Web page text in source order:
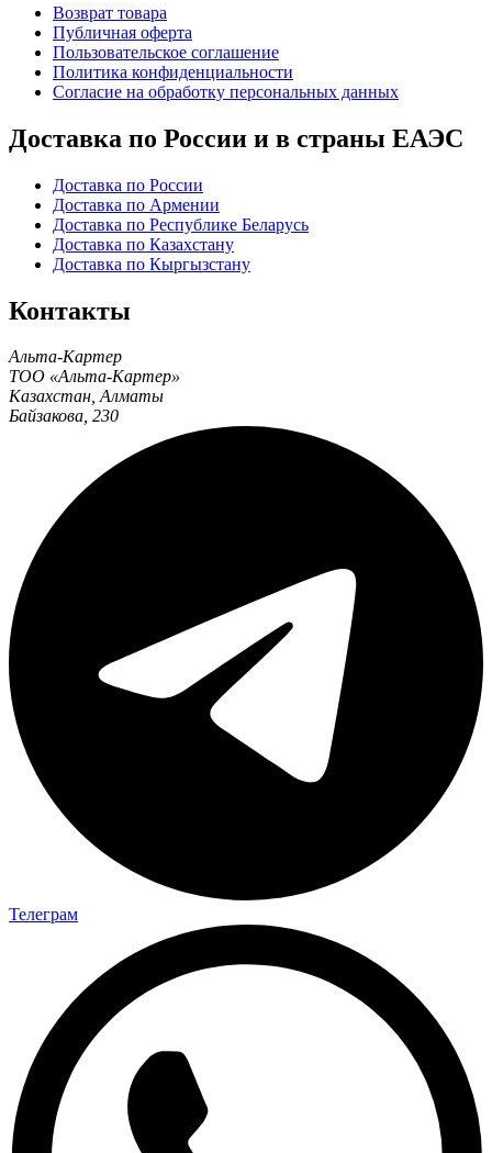
Возврат товара
Публичная оферта
Пользовательское соглашение
Политика конфиденциальности
Согласие на обработку персональных данных
Доставка по России и в страны ЕАЭС
Доставка по России
Доставка по Армении
Доставка по Республике Беларусь
Доставка по Казахстану
Доставка по Кыргызстану
Контакты
Альта-Картер
ТОО «Альта-Картер»
Казахстан,Алматы
Байзакова, 230
Телеграм